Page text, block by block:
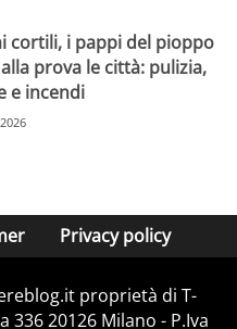
cortili, i pappi del pioppo
prova le città: pulizia,
e incendi
Privacy policy
proprietà di T-
336 20126 Milano - P.Iva